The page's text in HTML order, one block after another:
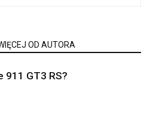
OD AUTORA
911 GT3 RS?